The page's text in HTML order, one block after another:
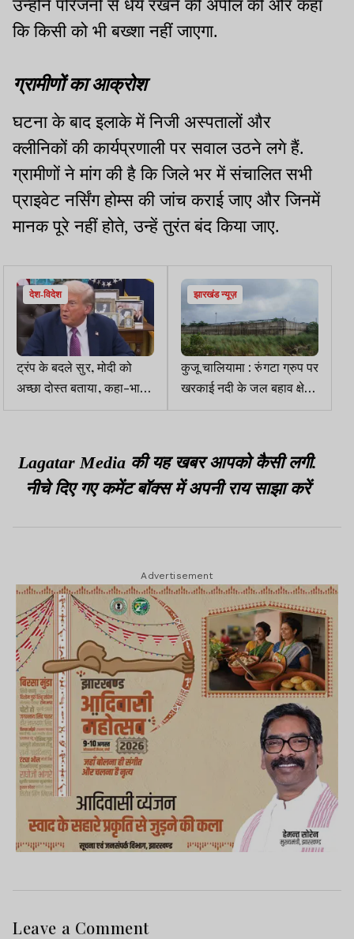
उन्होंने परिजनों से धैर्य रखने की अपील की और कहा
कि किसी को भी बख्शा नहीं जाएगा.
ग्रामीणों का आक्रोश
घटना के बाद इलाके में निजी अस्पतालों और
क्लीनिकों की कार्यप्रणाली पर सवाल उठने लगे हैं.
ग्रामीणों ने मांग की है कि जिले भर में संचालित सभी
प्राइवेट नर्सिंग होम्स की जांच कराई जाए और जिनमें
मानक पूरे नहीं होते, उन्हें तुरंत बंद किया जाए.
देश-विदेश
ट्रंप के बदले सुर, मोदी को
अच्छा दोस्त बताया, कहा-भारत
व अमेरिका के बीच है खास
झारखंड न्यूज़
कुजू चालियामा : रुंगटा ग्रुप पर
खरकाई नदी के जल बहाव क्षेत्र
में अवैध निर्माण का आरोप, डीसी
Lagatar Media की यह खबर आपको कैसी लगी.
नीचे दिए गए कमेंट बॉक्स में अपनी राय साझा करें
Advertisement
Leave a Comment